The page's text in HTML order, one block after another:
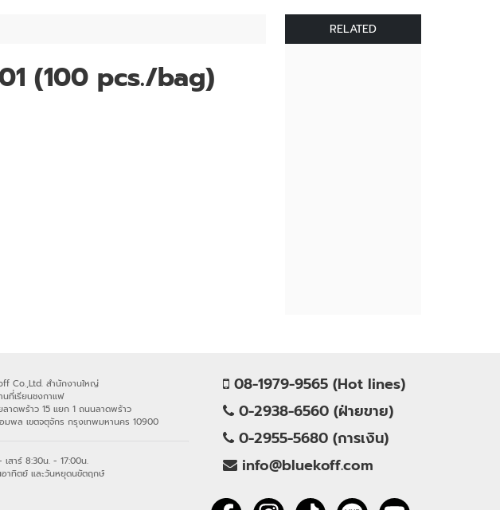
(100 pcs./bag)
RELATED
Co.,Ltd. สำนักงานใหญ่
นที่เรียนชงกาแฟ
ลาดพร้าว 15 แยก 1 ถนนลาดพร้าว
มพล เขตจตุจักร กรุงเทพมหานคร 10900
เสาร์ 8:30น. - 17:00น.
าทิตย์ และวันหยุดนขัตฤกษ์
08-1979-9565 (Hot lines)
0-2938-6560 (ฝ่ายขาย)
0-2955-5680 (การเงิน)
info@bluekoff.com